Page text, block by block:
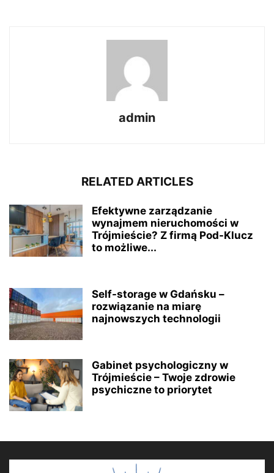
admin
RELATED ARTICLES
Efektywne zarządzanie
wynajmem nieruchomości w
Trójmieście? Z firmą Pod-Klucz
to możliwe...
Self-storage w Gdańsku –
rozwiązanie na miarę
najnowszych technologii
Gabinet psychologiczny w
Trójmieście – Twoje zdrowie
psychiczne to priorytet